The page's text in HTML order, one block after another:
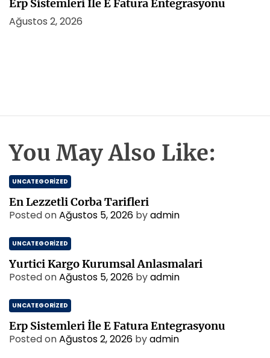
Erp Sistemleri İle E Fatura Entegrasyonu
Ağustos 2, 2026
You May Also Like:
UNCATEGORIZED
En Lezzetli Corba Tarifleri
Posted onAğustos 5, 2026 byadmin
UNCATEGORIZED
Yurtici Kargo Kurumsal Anlasmalari
Posted onAğustos 5, 2026 byadmin
UNCATEGORIZED
Erp Sistemleri İle E Fatura Entegrasyonu
Posted onAğustos 2, 2026 byadmin